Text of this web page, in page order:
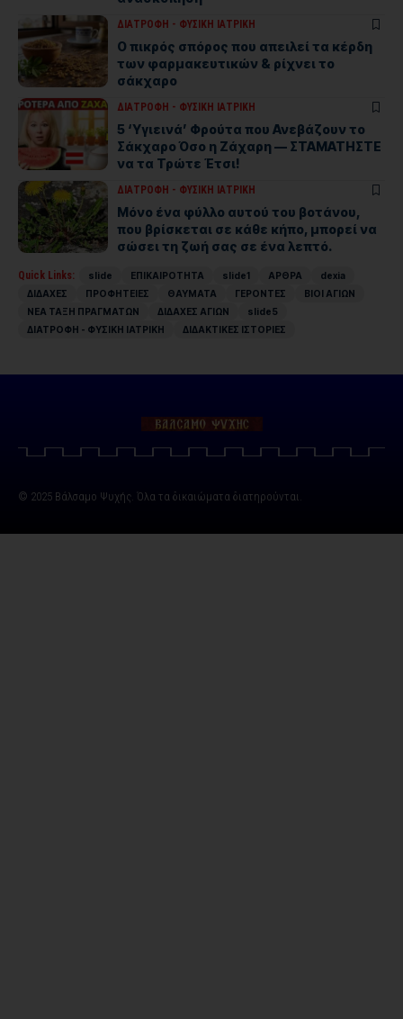
ΔΙΑΤΡΟΦΗ - ΦΥΣΙΚΗ ΙΑΤΡΙΚΗ
Ο πικρός σπόρος που απειλεί τα κέρδη
των φαρμακευτικών & ρίχνει το
σάκχαρο
ΔΙΑΤΡΟΦΗ - ΦΥΣΙΚΗ ΙΑΤΡΙΚΗ
5 ‘Υγιεινά’ Φρούτα που Ανεβάζουν το
Σάκχαρο Όσο η Ζάχαρη — ΣΤΑΜΑΤΗΣΤΕ
να τα Τρώτε Έτσι!
ΔΙΑΤΡΟΦΗ - ΦΥΣΙΚΗ ΙΑΤΡΙΚΗ
Μόνο ένα φύλλο αυτού του βοτάνου,
που βρίσκεται σε κάθε κήπο, μπορεί να
σώσει τη ζωή σας σε ένα λεπτό.
Quick Links: slide ΕΠΙΚΑΙΡΟΤΗΤΑ slide1 ΑΡΘΡΑ
dexia
ΔΙΔΑΧΕΣ
ΠΡΟΦΗΤΕΙΕΣ ΘΑΥΜΑΤΑ ΓΕΡΟΝΤΕΣ
ΒΙΟΙ ΑΓΙΩΝ
ΝΕΑ ΤΑΞΗ ΠΡΑΓΜΑΤΩΝ
ΔΙΔΑΧΕΣ ΑΓΙΩΝ
slide5
ΔΙΑΤΡΟΦΗ - ΦΥΣΙΚΗ ΙΑΤΡΙΚΗ
ΔΙΔΑΚΤΙΚΕΣ ΙΣΤΟΡΙΕΣ
© 2025 Βάλσαμο Ψυχής. Όλα τα δικαιώματα διατηρούνται.